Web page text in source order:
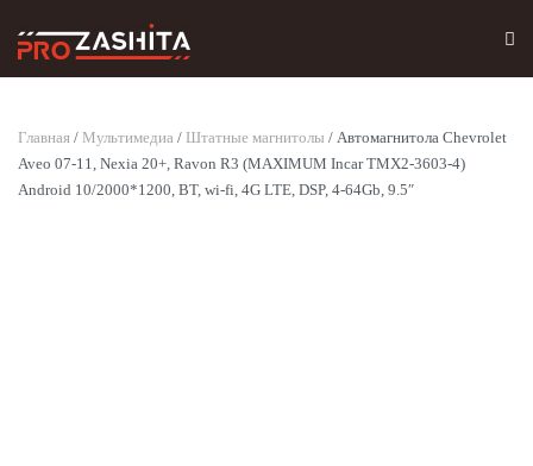
Skip to main content
Главная / Мультимедиа / Штатные магнитолы / Автомагнитола Chevrolet
Aveo 07-11, Nexia 20+, Ravon R3 (MAXIMUM Incar TMX2-3603-4)
Android 10/2000*1200, BT, wi-fi, 4G LTE, DSP, 4-64Gb, 9.5″